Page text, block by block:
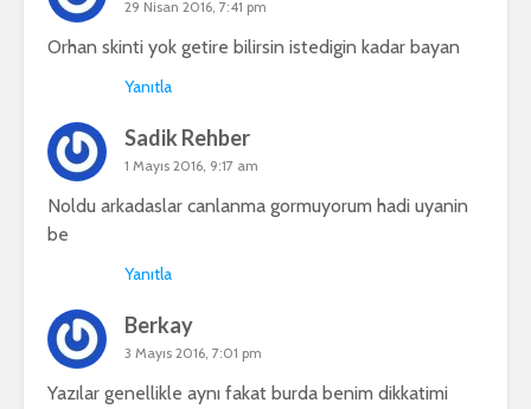
29 Nisan 2016, 7:41 pm
Orhan skinti yok getire bilirsin istedigin kadar bayan
Yanıtla
Sadik Rehber
1 Mayıs 2016, 9:17 am
Noldu arkadaslar canlanma gormuyorum hadi uyanin
be
Yanıtla
Berkay
3 Mayıs 2016, 7:01 pm
Yazılar genellikle aynı fakat burda benim dikkatimi